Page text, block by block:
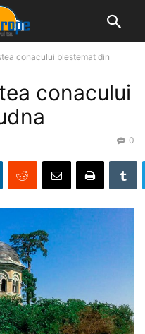
conacului blestemat din
conacului
0